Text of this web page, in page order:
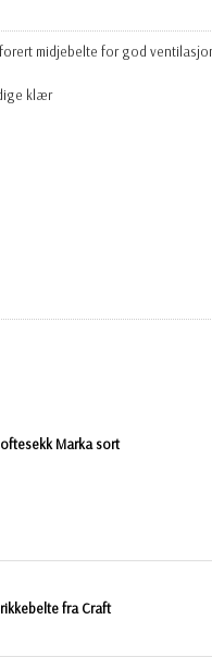
midjebelte for god
klær
Marka sort
fra Craft